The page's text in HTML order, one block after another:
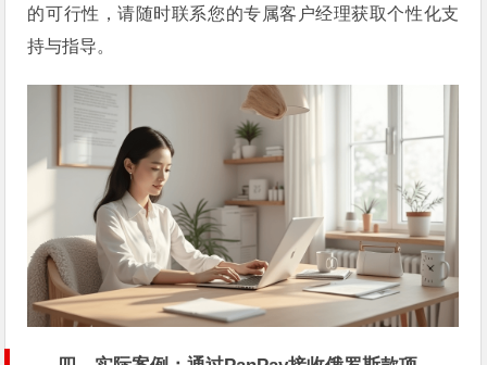
的可行性，请随时联系您的专属客户经理获取个性化支
持与指导。